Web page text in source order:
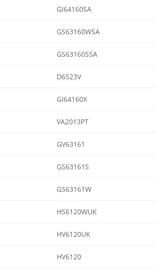
GI64160SA
GS63160WSA
GS63160SSA
D6523V
GI64160X
VA2013PT
GV63161
GS63161S
GS63161W
HS6120WUK
HV6120UK
HV6120